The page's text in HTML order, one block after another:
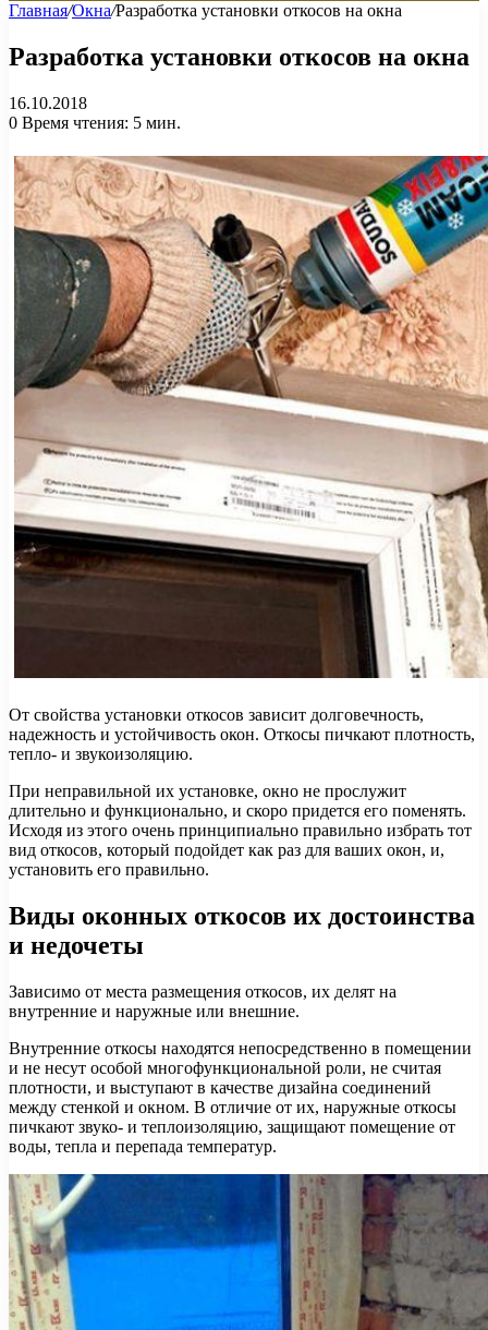
Главная/Окна/Разработка установки откосов на окна
Разработка установки откосов на окна
16.10.2018
0 Время чтения: 5 мин.
От свойства установки откосов зависит долговечность,
надежность и устойчивость окон. Откосы пичкают плотность,
тепло- и звукоизоляцию.
При неправильной их установке, окно не прослужит
длительно и функционально, и скоро придется его поменять.
Исходя из этого очень принципиально правильно избрать тот
вид откосов, который подойдет как раз для ваших окон, и,
установить его правильно.
Виды оконных откосов их достоинства
и недочеты
Зависимо от места размещения откосов, их делят на
внутренние и наружные или внешние.
Внутренние откосы находятся непосредственно в помещении
и не несут особой многофункциональной роли, не считая
плотности, и выступают в качестве дизайна соединений
между стенкой и окном. В отличие от их, наружные откосы
пичкают звуко- и теплоизоляцию, защищают помещение от
воды, тепла и перепада температур.